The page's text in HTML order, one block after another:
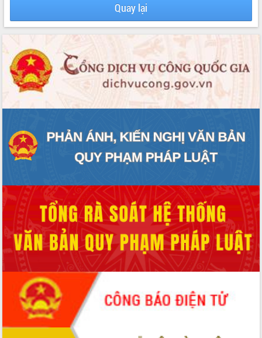
THÔNG TIN CHỈ ĐẠO ĐIỀU HÀNH
VĂN BẢN HĐND TỈNH
ĐIỂM TIN VĂN BẢN
Quay lại